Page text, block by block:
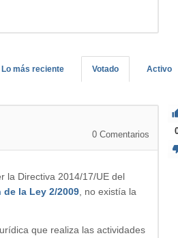
Activo
Votado
Lo más reciente
0 Comentarios
la Directiva 2014/17/UE del
de la Ley 2/2009 , no existía la
que realiza las actividades